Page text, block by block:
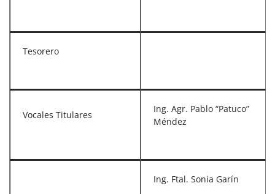
Tesorero
Vocales Titulares
Ing. Agr. Pablo “Patuco”
Méndez
Ing. Ftal. Sonia Garín